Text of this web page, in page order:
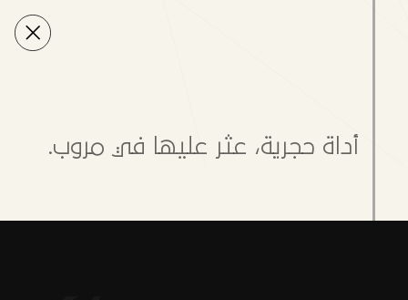
أداة حجرية، عثر عليها في مروب.